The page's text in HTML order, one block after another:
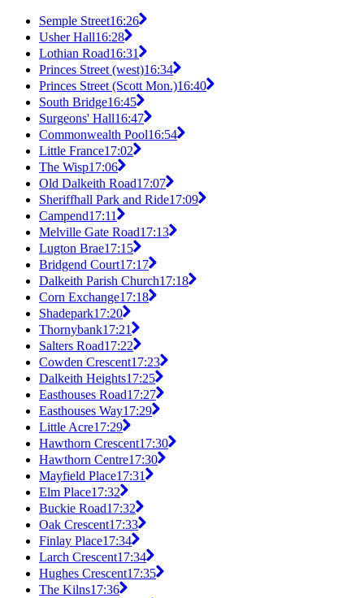
Semple Street16:26
Usher Hall16:28
Lothian Road16:31
Princes Street (west)16:34
Princes Street (Scott Mon.)16:40
South Bridge16:45
Surgeons' Hall16:47
Commonwealth Pool16:54
Little France17:02
The Wisp17:06
Old Dalkeith Road17:07
Sheriffhall Park and Ride17:09
Campend17:11
Melville Gate Road17:13
Lugton Brae17:15
Bridgend Court17:17
Dalkeith Parish Church17:18
Corn Exchange17:18
Shadepark17:20
Thornybank17:21
Salters Road17:22
Cowden Crescent17:23
Dalkeith Heights17:25
Easthouses Road17:27
Easthouses Way17:29
Little Acre17:29
Hawthorn Crescent17:30
Hawthorn Centre17:30
Mayfield Place17:31
Elm Place17:32
Buckie Road17:32
Oak Crescent17:33
Finlay Place17:34
Larch Crescent17:34
Hughes Crescent17:35
The Kilns17:36